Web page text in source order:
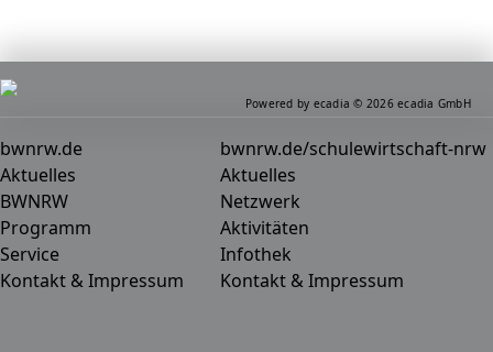
bwnrw.de
Aktuelles
BWNRW
Programm
Service
Kontakt & Impressum
bwnrw.de/schulewirtschaft-nrw
Aktuelles
Netzwerk
Aktivitäten
Infothek
Kontakt & Impressum
Powered by ecadia © 2026 ecadia GmbH